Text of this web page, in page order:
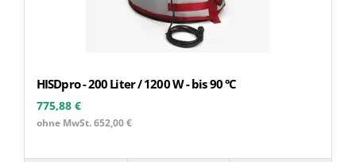
HISDpro - 200 Liter / 1200 W - bis 90 °C
775,88 €
ohne MwSt. 652,00 €